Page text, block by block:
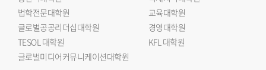
법학전문대학원
교육대학원
글로벌공공리더십대학원
경영대학원
TESOL 대학원
KFL 대학원
글로벌미디어커뮤니케이션대학원